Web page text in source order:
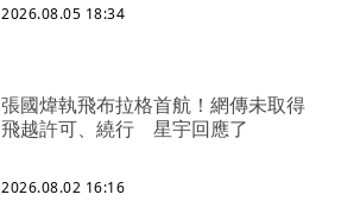
2026.08.05 18:34
張國煒執飛布拉格首航！網傳未取得
飛越許可、繞行 星宇回應了
2026.08.02 16:16